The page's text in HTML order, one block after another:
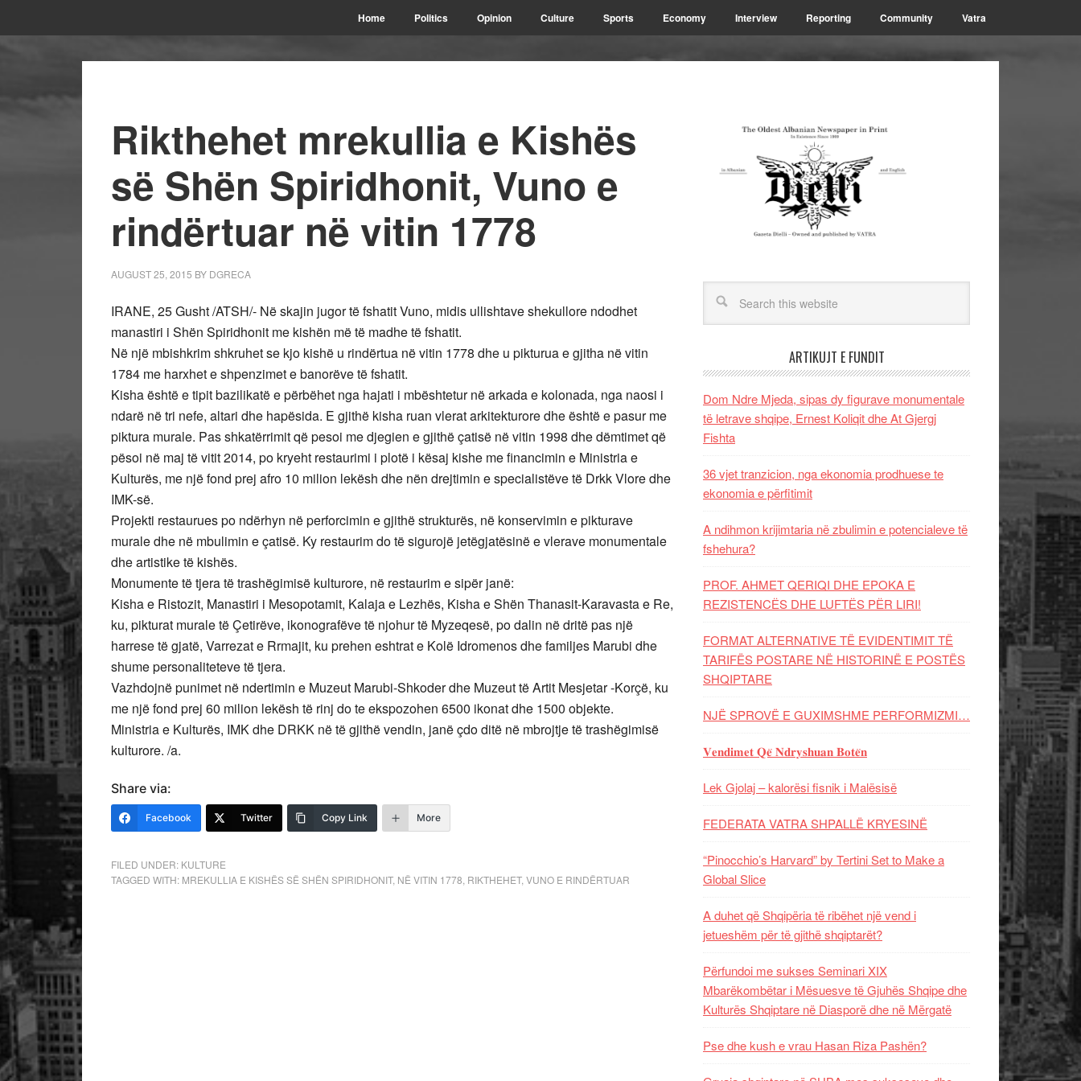
Home Politics Opinion Culture Sports Economy Interview Reporting Community Vatra
Rikthehet mrekullia e Kishës
së Shën Spiridhonit, Vuno e
rindërtuar në vitin 1778
AUGUST 25, 2015 BY DGRECA
IRANE, 25 Gusht /ATSH/- Në skajin jugor të fshatit Vuno, midis ullishtave shekullore ndodhet
manastiri i Shën Spiridhonit me kishën më të madhe të fshatit.
Në një mbishkrim shkruhet se kjo kishë u rindërtua në vitin 1778 dhe u pikturua e gjitha në vitin
1784 me harxhet e shpenzimet e banorëve të fshatit.
Kisha është e tipit bazilikatë e përbëhet nga hajati i mbështetur në arkada e kolonada, nga naosi i
ndarë në tri nefe, altari dhe hapësida. E gjithë kisha ruan vlerat arkitekturore dhe është e pasur me
piktura murale. Pas shkatërrimit që pesoi me djegien e gjithë çatisë në vitin 1998 dhe dëmtimet që
pësoi në maj të vitit 2014, po kryeht restaurimi i plotë i kësaj kishe me financimin e Ministria e
Kulturës, me një fond prej afro 10 milion lekësh dhe nën drejtimin e specialistëve të Drkk Vlore dhe
IMK-së.
Projekti restaurues po ndërhyn në perforcimin e gjithë strukturës, në konservimin e pikturave
murale dhe në mbulimin e çatisë. Ky restaurim do të sigurojë jetëgjatësinë e vlerave monumentale
dhe artistike të kishës.
Monumente të tjera të trashëgimisë kulturore, në restaurim e sipër janë:
Kisha e Ristozit, Manastiri i Mesopotamit, Kalaja e Lezhës, Kisha e Shën Thanasit-Karavasta e Re,
ku, pikturat murale të Çetirëve, ikonografëve të njohur të Myzeqesë, po dalin në dritë pas një
harrese të gjatë, Varrezat e Rrmajit, ku prehen eshtrat e Kolë Idromenos dhe familjes Marubi dhe
shume personaliteteve të tjera.
Vazhdojnë punimet në ndertimin e Muzeut Marubi-Shkoder dhe Muzeut të Artit Mesjetar -Korçë, ku
me një fond prej 60 milion lekësh të rinj do te ekspozohen 6500 ikonat dhe 1500 objekte.
Ministria e Kulturës, IMK dhe DRKK në të gjithë vendin, janë çdo ditë në mbrojtje të trashëgimisë
kulturore. /a.
Share via:
Facebook Twitter Copy Link More
FILED UNDER: KULTURE
TAGGED WITH: MREKULLIA E KISHËS SË SHËN SPIRIDHONIT, NË VITIN 1778 RIKTHEHET, VUNO E RINDËRTUAR
ARTIKUJT E FUNDIT
Dom Ndre Mjeda, sipas dy figurave monumentale
të letrave shqipe, Ernest Koliqit dhe At Gjergj
Fishta
36 vjet tranzicion, nga ekonomia prodhuese te
ekonomia e përfitimit
A ndihmon krijimtaria në zbulimin e potencialeve të
fshehura?
PROF. AHMET QERIQI DHE EPOKA E
REZISTENCЁS DHE LUFTЁS PЁR LIRI!
FORMAT ALTERNATIVE TË EVIDENTIMIT TË
TARIFËS POSTARE NË HISTORINË E POSTËS
SHQIPTARE
NJË SPROVË E GUXIMSHME PERFORMIZMI…
𝐕𝐞𝐧𝐝𝐢𝐦𝐞𝐭 𝐐𝐞̈ 𝐍𝐝𝐫𝐲𝐬𝐡𝐮𝐚𝐧 𝐁𝐨𝐭𝐞̈𝐧
Lek Gjolaj – kalorësi fisnik i Malësisë
FEDERATA VATRA SHPALLË KRYESINË
“Pinocchio’s Harvard” by Tertini Set to Make a
Global Slice
A duhet që Shqipëria të ribëhet një vend i
jetueshëm për të gjithë shqiptarët?
Përfundoi me sukses Seminari XIX
Mbarëkombëtar i Mësuesve të Gjuhës Shqipe dhe
Kulturës Shqiptare në Diasporë dhe në Mërgatë
Pse dhe kush e vrau Hasan Riza Pashën?